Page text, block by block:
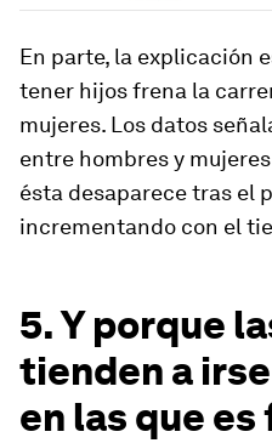
En parte, la explicación
tener hijos frena la
mujeres. Los datos
entre hombres y
ésta desaparece tras el
incrementando con el
5. Y porque
tienden a
en las que